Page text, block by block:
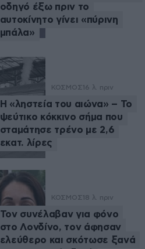
οδηγό έξω πριν το
αυτοκίνητο γίνει «πύρινη
μπάλα»
ΚΟΣΜΟΣ 16 λ. πριν
Η «ληστεία του αιώνα» – Το
ψεύτικο κόκκινο σήμα που
σταμάτησε τρένο με 2,6
εκατ. λίρες
ΚΟΣΜΟΣ 18 λ. πριν
Τον συνέλαβαν για φόνο
στο Λονδίνο, τον άφησαν
ελεύθερο και σκότωσε ξανά